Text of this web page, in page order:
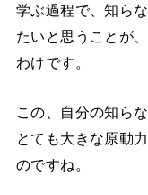
学ぶ過程で、知ら
たいと思うことが
わけです。
この、自分の知ら
とても大きな原動
のですね。